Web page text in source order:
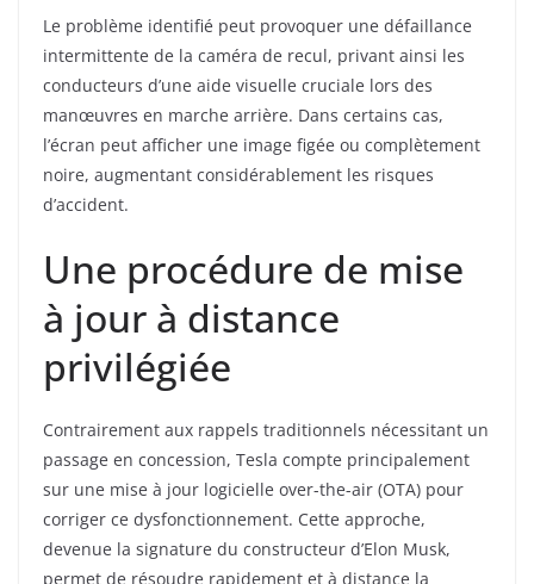
Le problème identifié peut provoquer une défaillance
intermittente de la caméra de recul, privant ainsi les
conducteurs d’une aide visuelle cruciale lors des
manœuvres en marche arrière. Dans certains cas,
l’écran peut afficher une image figée ou complètement
noire, augmentant considérablement les risques
d’accident.
Une procédure de mise
à jour à distance
privilégiée
Contrairement aux rappels traditionnels nécessitant un
passage en concession, Tesla compte principalement
sur une mise à jour logicielle over-the-air (OTA) pour
corriger ce dysfonctionnement. Cette approche,
devenue la signature du constructeur d’Elon Musk,
permet de résoudre rapidement et à distance la